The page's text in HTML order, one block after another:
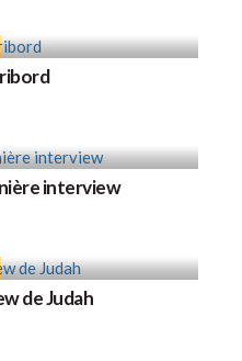
interview
de Judah